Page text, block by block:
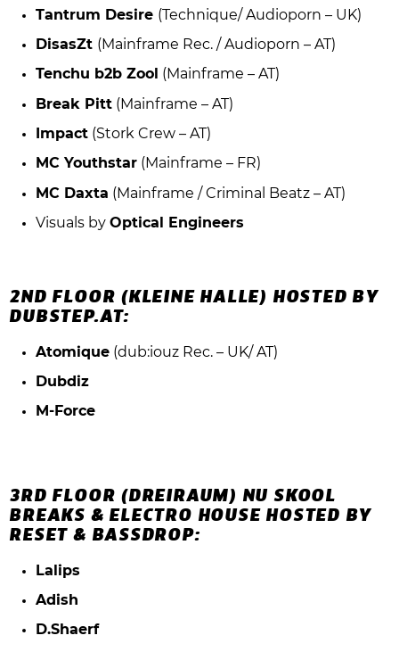
Tantrum Desire (Technique/ Audioporn – UK)
DisasZt (Mainframe Rec. / Audioporn – AT)
Tenchu b2b Zool (Mainframe – AT)
Break Pitt(Mainframe – AT)
Impact(Stork Crew – AT)
MC Youthstar(Mainframe – FR)
MC Daxta (Mainframe / Criminal Beatz – AT)
Visuals by Optical Engineers
2ND FLOOR (KLEINE HALLE) HOSTED BY
DUBSTEP.AT:
Atomique(dub:iouz Rec. – UK/ AT)
Dubdiz
M-Force
3RD FLOOR (DREIRAUM) NU SKOOL
BREAKS & ELECTRO HOUSE HOSTED BY
RESET & BASSDROP:
Lalips
Adish
D.Shaerf